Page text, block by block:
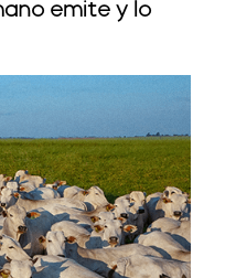
emite y lo